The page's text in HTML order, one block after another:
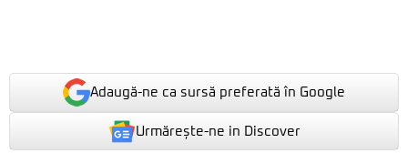
Adaugă-ne ca sursă preferată în Google
Urmărește-ne in Discover